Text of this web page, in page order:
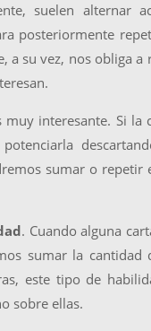
suelen alternar
posteriormente
a su vez, nos obliga
interesante. Si
sumar o repetir
. Cuando alguna
sumar la
este tipo de
sobre ellas.